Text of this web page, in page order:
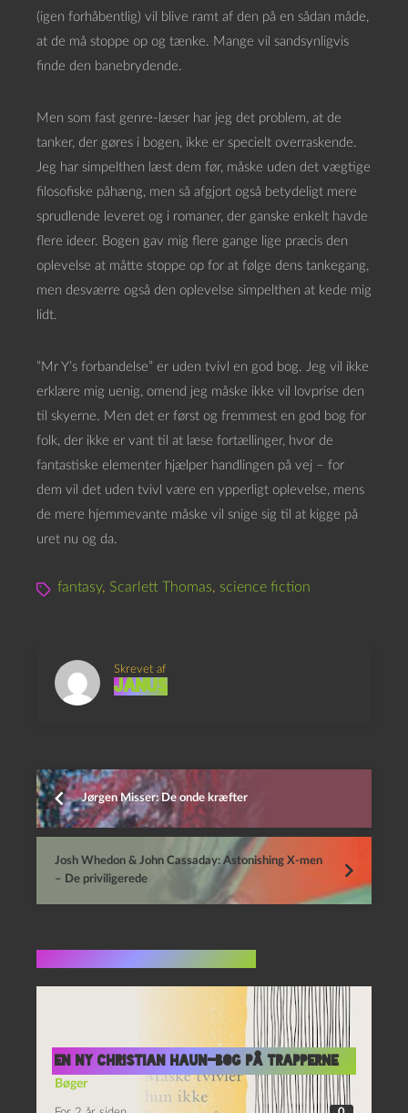
(igen forhåbentlig) vil blive ramt af den på en sådan måde,
at de må stoppe op og tænke. Mange vil sandsynligvis
finde den banebrydende.
Men som fast genre-læser har jeg det problem, at de
tanker, der gøres i bogen, ikke er specielt overraskende.
Jeg har simpelthen læst dem før, måske uden det vægtige
filosofiske påhæng, men så afgjort også betydeligt mere
sprudlende leveret og i romaner, der ganske enkelt havde
flere ideer. Bogen gav mig flere gange lige præcis den
oplevelse at måtte stoppe op for at følge dens tankegang,
men desværre også den oplevelse simpelthen at kede mig
lidt.
”Mr Y’s forbandelse” er uden tvivl en god bog. Jeg vil ikke
erklære mig uenig, omend jeg måske ikke vil lovprise den
til skyerne. Men det er først og fremmest en god bog for
folk, der ikke er vant til at læse fortællinger, hvor de
fantastiske elementer hjælper handlingen på vej – for
dem vil det uden tvivl være en ypperligt oplevelse, mens
de mere hjemmevante måske vil snige sig til at kigge på
uret nu og da.
fantasy, Scarlett Thomas, science fiction
Skrevet af
Janus
Jørgen Misser: De onde kræfter
Josh Whedon & John Cassaday: Astonishing X-men
– De priviligerede
En ny Christian Haun-bog på trapperne
Bøger